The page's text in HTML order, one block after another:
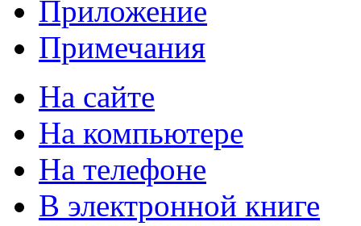
Приложение
Примечания
На сайте
На компьютере
На телефоне
В электронной книге